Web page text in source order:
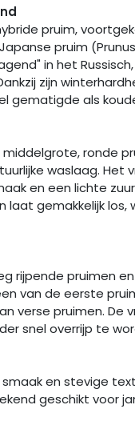
pruim,
pruim
in het
zijn
gematigde als
ronde
waslaag. Het
en een lichte
laat gemakkelijk
rijpende pruimen
van de eerste
verse pruimen. De
snel overrijp te
en stevige
geschikt voor